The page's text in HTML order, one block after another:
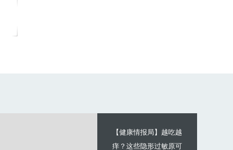
【健康情报局】越吃越
痒？这些隐形过敏原可